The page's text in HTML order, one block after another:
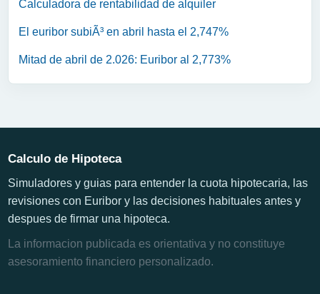
Calculadora de rentabilidad de alquiler
El euribor subiÃ³ en abril hasta el 2,747%
Mitad de abril de 2.026: Euribor al 2,773%
Calculo de Hipoteca
Simuladores y guias para entender la cuota hipotecaria, las
revisiones con Euribor y las decisiones habituales antes y
despues de firmar una hipoteca.
La informacion publicada es orientativa y no constituye
asesoramiento financiero personalizado.